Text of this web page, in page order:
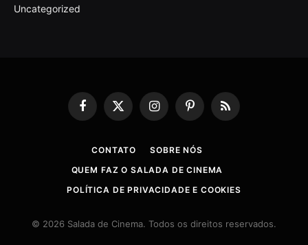
Uncategorized
Facebook
X
InstagramPinterestRSS
CONTATO
SOBRE NÓS
QUEM FAZ O SALADA DE CINEMA
POLÍTICA DE PRIVACIDADE E COOKIES
© 2026 Salada de Cinema. Todos os direitos reservados.